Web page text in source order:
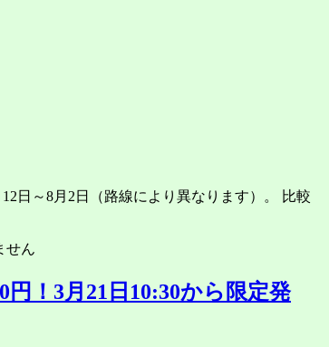
日～8月2日（路線により異なります）。 比較
せん
！3月21日10:30から限定発